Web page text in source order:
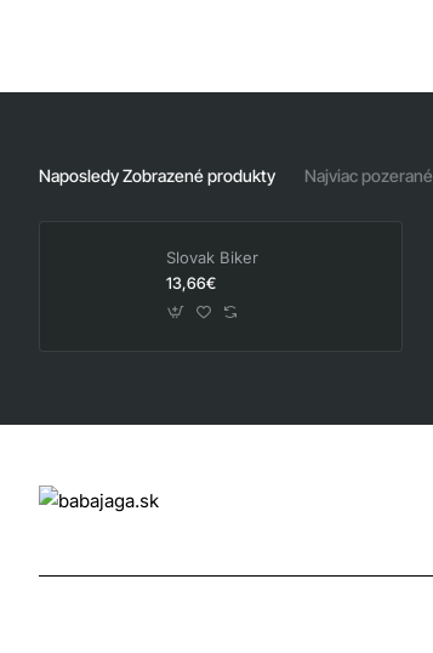
Naposledy Zobrazené produkty Najviac pozerané
Slovak Biker
13,66€